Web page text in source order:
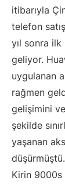
itibarıyla
telefon
yıl sonra ilk
geliyor.
uygulanan
rağmen
gelişimini
şekilde
yaşanan
Kirin 9000s